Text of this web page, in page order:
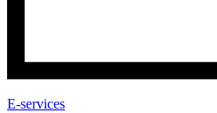
E-services